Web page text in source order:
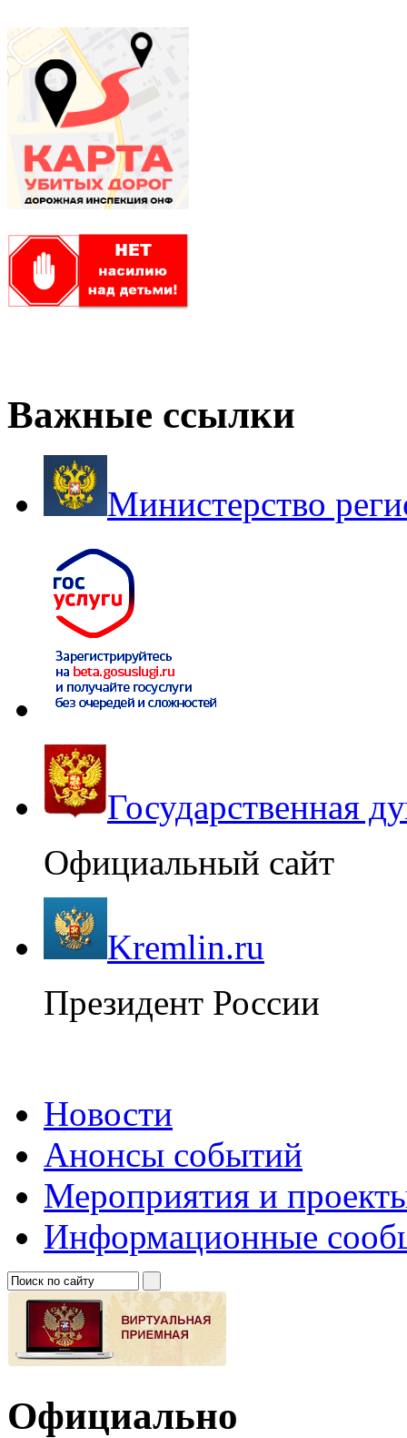
Важные ссылки
Министерство
Государственная
Официальный сайт
Kremlin.ru
Президент России
Новости
Анонсы событий
Мероприятия и
Информационные
Официально